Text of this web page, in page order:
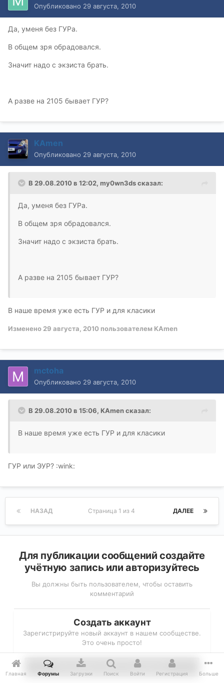
Опубликовано 29 августа, 2010
Да, уменя без ГУРа.
В общем зря обрадовался.
Значит надо с экзиста брать.
А разве на 2105 бывает ГУР?
KAmen
Опубликовано 29 августа, 2010
В 29.08.2010 в 12:02, my0wn3ds сказал:
Да, уменя без ГУРа.
В общем зря обрадовался.
Значит надо с экзиста брать.
А разве на 2105 бывает ГУР?
В наше время уже есть ГУР и для класики
Изменено 29 августа, 2010 пользователем KAmen
mctoha
Опубликовано 29 августа, 2010
В 29.08.2010 в 15:06, KAmen сказал:
В наше время уже есть ГУР и для класики
ГУР или ЭУР? :wink:
НАЗАД ДАЛЕЕ
Страница 1 из 4
Для публикации сообщений создайте
учётную запись или авторизуйтесь
Вы должны быть пользователем, чтобы оставить
комментарий
Создать аккаунт
Зарегистрируйте новый аккаунт в нашем сообществе.
Это очень просто!
Регистрация нового пользователя
Главная Форумы Загрузки Поиск Войти Регистрация Больше